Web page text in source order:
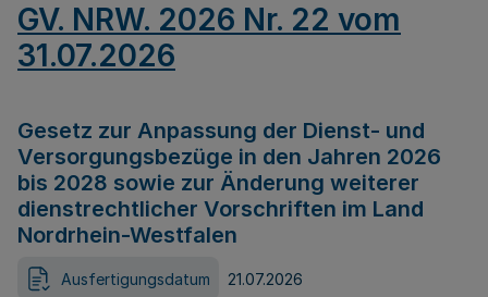
GV. NRW. 2026 Nr. 22 vom
31.07.2026
Gesetz zur Anpassung der Dienst- und
Versorgungsbezüge in den Jahren 2026
bis 2028 sowie zur Änderung weiterer
dienstrechtlicher Vorschriften im Land
Nordrhein-Westfalen
Ausfertigungsdatum 21.07.2026